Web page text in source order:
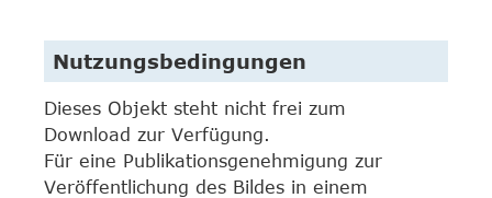
Nutzungsbedingungen
Dieses Objekt steht nicht frei zum
Download zur Verfügung.
Für eine Publikationsgenehmigung zur
Veröffentlichung des Bildes in einem